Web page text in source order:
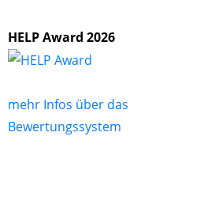
HELP Award 2026
mehr Infos über das
Bewertungssystem